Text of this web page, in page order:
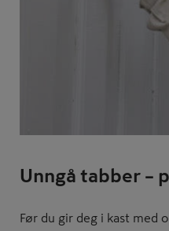
Unngå tabber –
Før du gir deg i kast med